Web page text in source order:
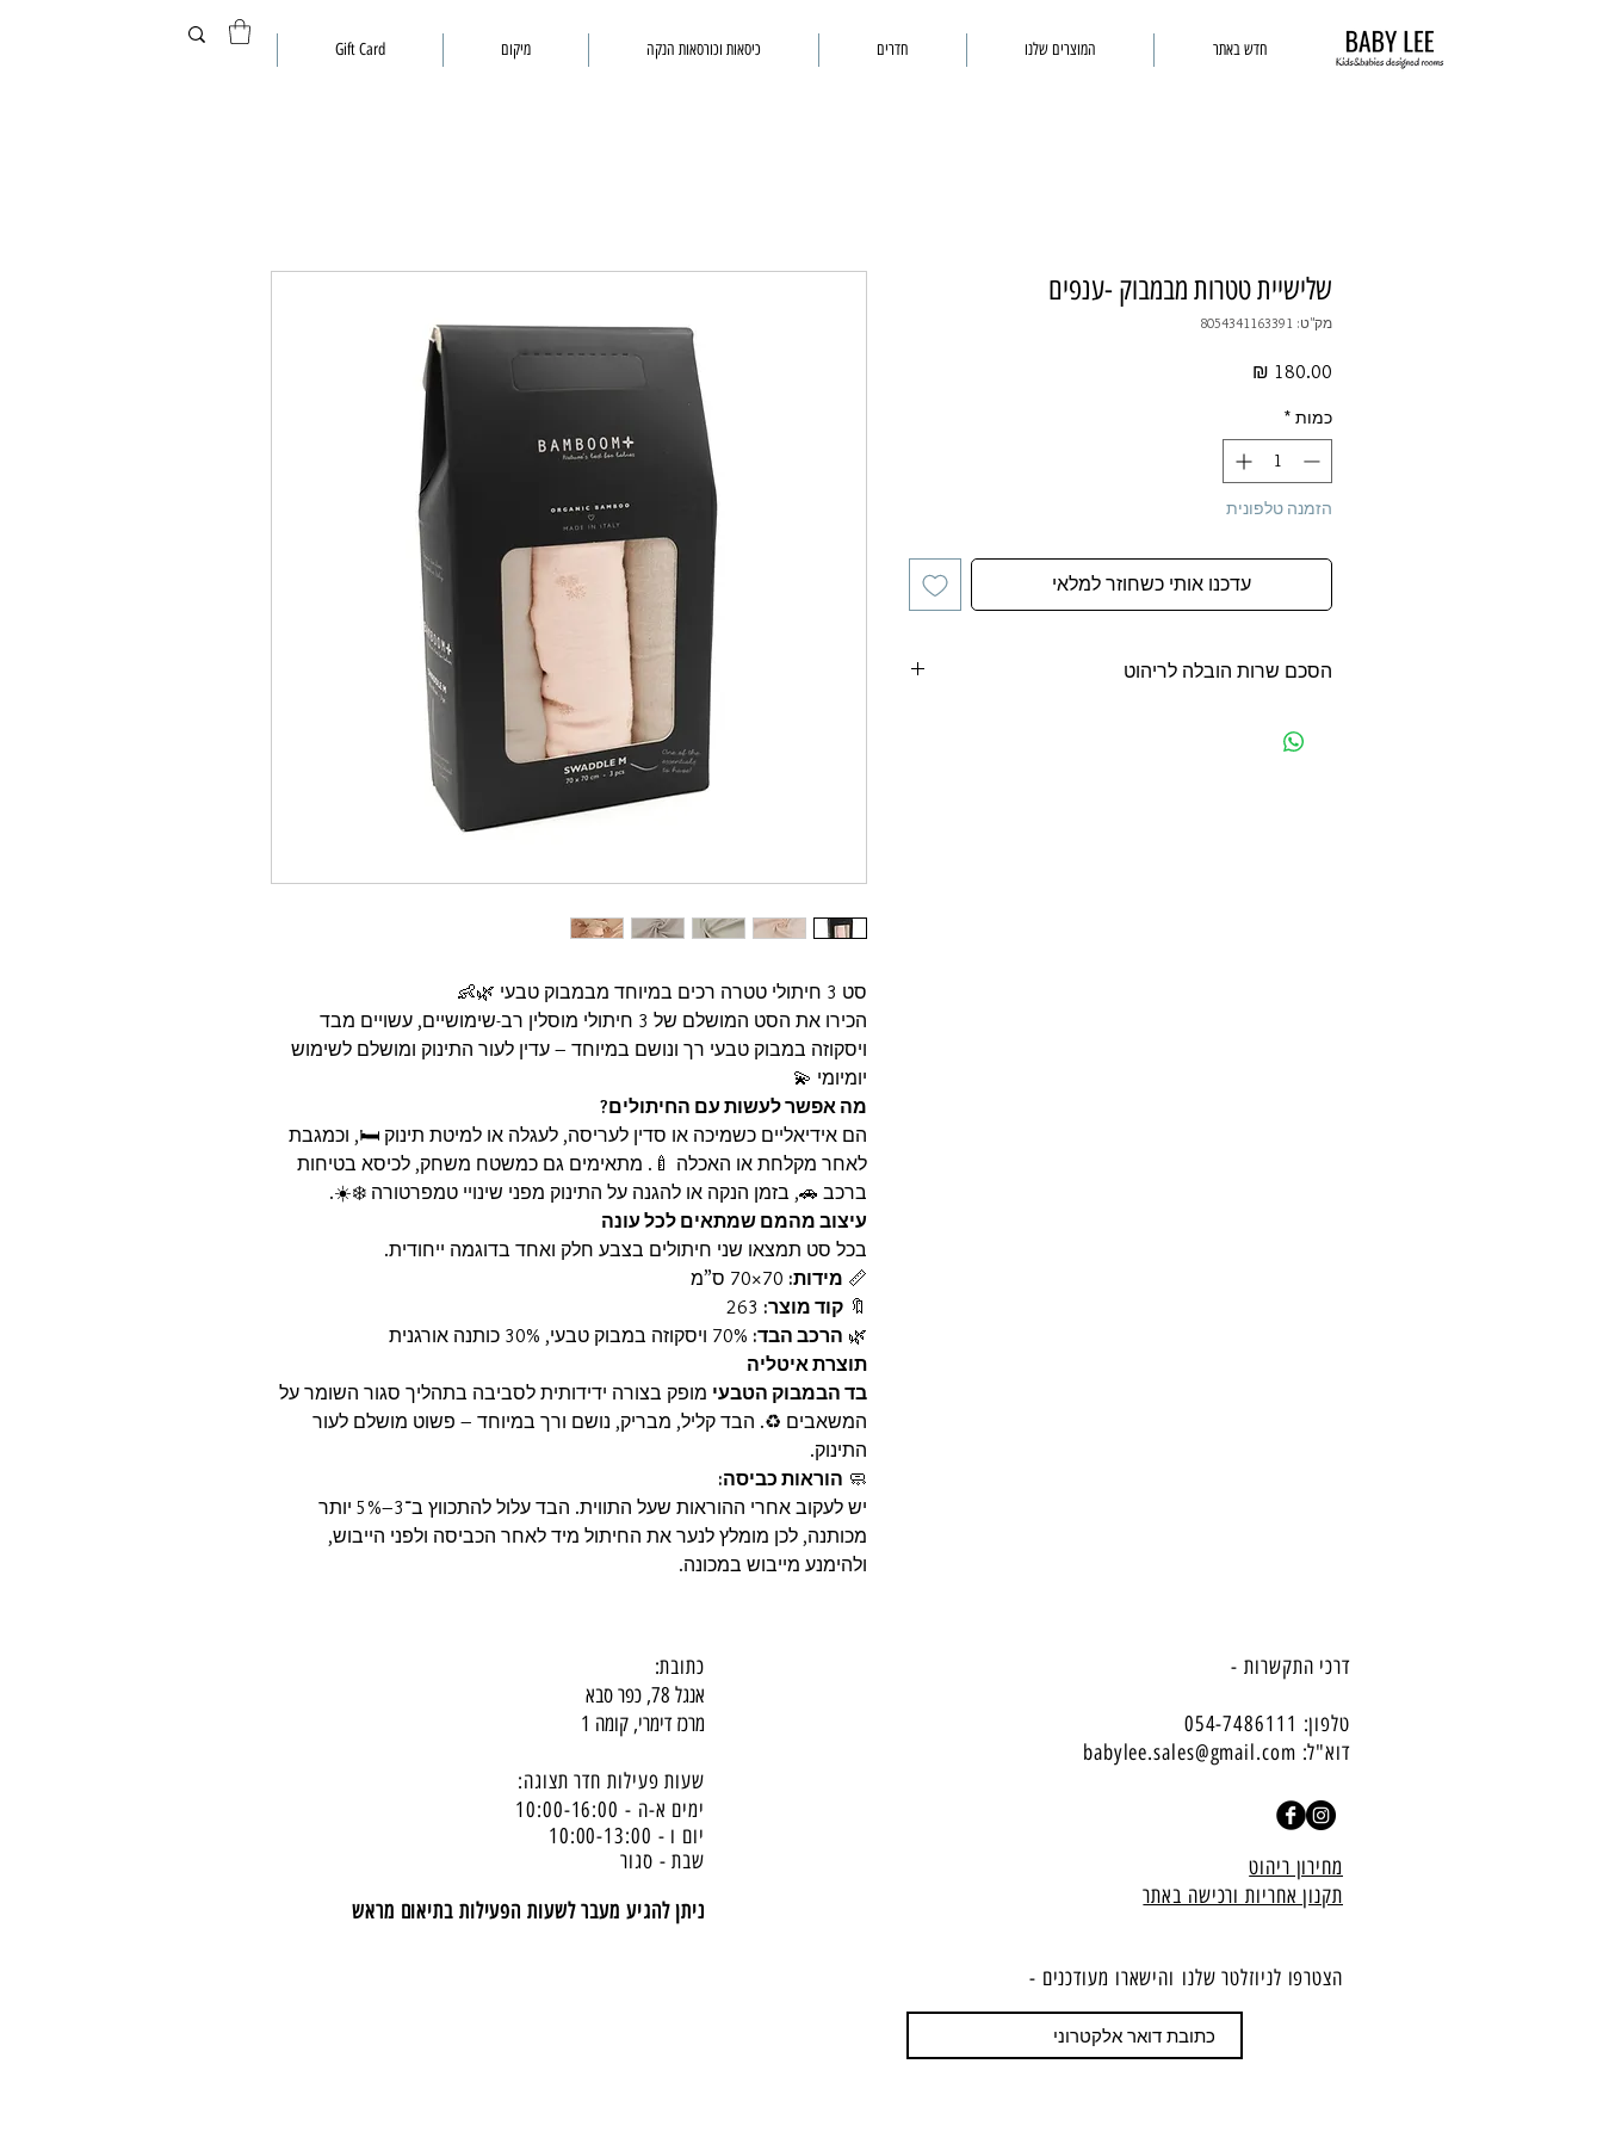
חדש באתר המוצרים שלנו חדרים כיסאות וכורסאות הנקה מיקום Gift Card
סט 3 חיתולי טטרה רכים במיוחד מבמבוק טבעי 🌿👶
הכירו את הסט המושלם של 3 חיתולי מוסלין רב-שימושיים, עשויים מבד
ויסקוזה במבוק טבעי רך ונושם במיוחד – עדין לעור התינוק ומושלם לשימוש
יומיומי 💫
מה אפשר לעשות עם החיתולים?
הם אידיאליים כשמיכה או סדין לעריסה, לעגלה או למיטת תינוק 🛏️, וכמגבת
לאחר מקלחת או האכלה 🍼. מתאימים גם כמשטח משחק, לכיסא בטיחות
ברכב 🚗, בזמן הנקה או להגנה על התינוק מפני שינויי טמפרטורה ❄️☀️.
עיצוב מהמם שמתאים לכל עונה
בכל סט תמצאו שני חיתולים בצבע חלק ואחד בדוגמה ייחודית.
📏 מידות:
🔖 קוד מוצר:
🌿 הרכב הבד:
תוצרת איטליה
בד הבמבוק הטבעי מופק בצורה ידידותית לסביבה בתהליך סגור השומר על
המשאבים ♻️. הבד קליל, מבריק, נושם ורך במיוחד – פשוט מושלם לעור
התינוק.
🧼 הוראות כביסה:
יש לעקוב אחרי ההוראות שעל התווית. הבד עלול להתכווץ ב־3–5% יותר
מכותנה, לכן מומלץ לנער את החיתול מיד לאחר הכביסה ולפני הייבוש,
ולהימנע מייבוש במכונה.
שלישיית טטרות מבמבוק -ענפים
מק"ט: 8054341163391
כמות *
הזמנה טלפונית
עדכנו אותי כשחוזר למלאי
הסכם שרות הובלה לריהוט
כתובת:
אנגל 78, כפר סבא
מרכז דימרי, קומה 1
שעות פעילות חדר תצוגה:
ימים א-ה - 10:00-16: 00
יום ו - 10:00-13:00
שבת - סגור
ניתן להגיע מעבר לשעות הפעילות בתיאום מראש
דרכי התקשרות -
טלפון: 054-7486111
דוא"ל: babylee.sales@gmail.com
מחירון ריהוט
תקנון אחריות ורכישה באתר
הצטרפו לניוזלטר שלנו ​והישארו מעודכנים -